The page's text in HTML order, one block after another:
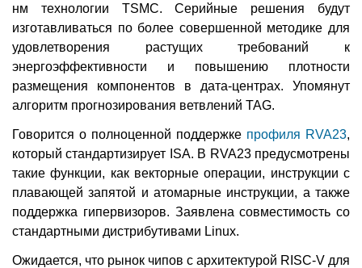
нм технологии TSMC. Серийные решения будут
изготавливаться по более совершенной методике для
удовлетворения растущих требований к
энергоэффективности и повышению плотности
размещения компонентов в дата-центрах. Упомянут
алгоритм прогнозирования ветвлений TAG.
Говорится о полноценной поддержке профиля RVA23,
который стандартизирует ISA. В RVA23 предусмотрены
такие функции, как векторные операции, инструкции с
плавающей запятой и атомарные инструкции, а также
поддержка гипервизоров. Заявлена совместимость со
стандартными дистрибутивами Linux.
Ожидается, что рынок чипов с архитектурой RISC-V для